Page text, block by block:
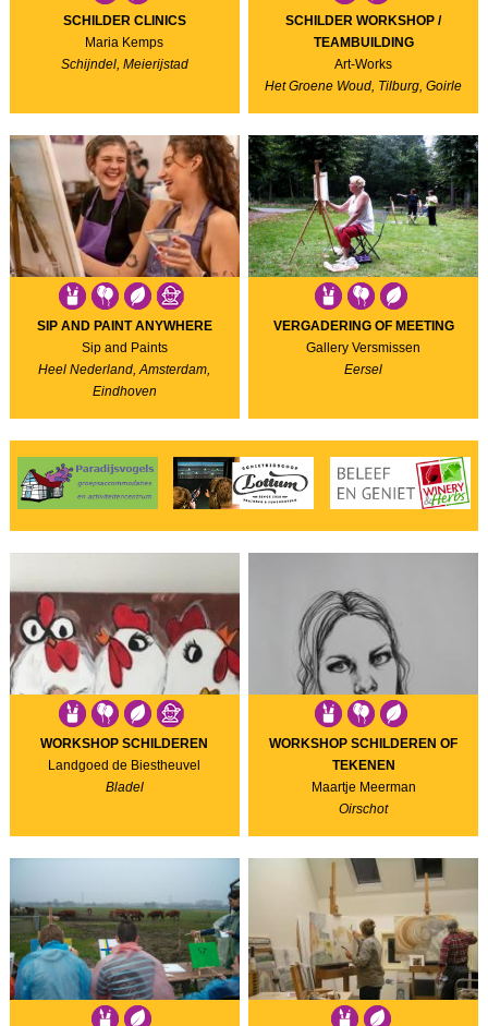
SCHILDER CLINICS
Maria Kemps
Schijndel, Meierijstad
SCHILDER WORKSHOP /
TEAMBUILDING
Art-Works
Het Groene Woud, Tilburg, Goirle
SIP AND PAINT ANYWHERE
Sip and Paints
Heel Nederland, Amsterdam,
Eindhoven
VERGADERING OF MEETING
Gallery Versmissen
Eersel
WORKSHOP SCHILDEREN
Landgoed de Biestheuvel
Bladel
WORKSHOP SCHILDEREN OF
TEKENEN
Maartje Meerman
Oirschot